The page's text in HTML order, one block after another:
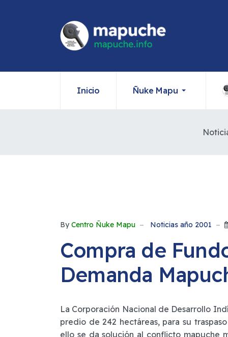
Inicio Ñuke Mapu
By Centro Ñuke Mapu Noticias año 2001
Compra de
Demanda
La Corporación Nacional de Desarrollo
predio de 242 hectáreas, para su
ello se da solución al conflicto mapuche